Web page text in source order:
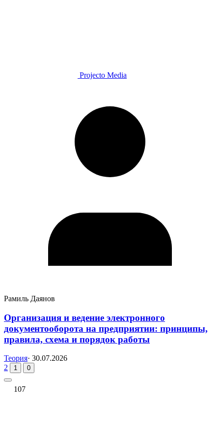
Projecto Media
Рамиль Даянов
Организация и ведение электронного
документооборота на предприятии: принципы,
правила, схема и порядок работы
Теория· 30.07.2026
2
1 0
107